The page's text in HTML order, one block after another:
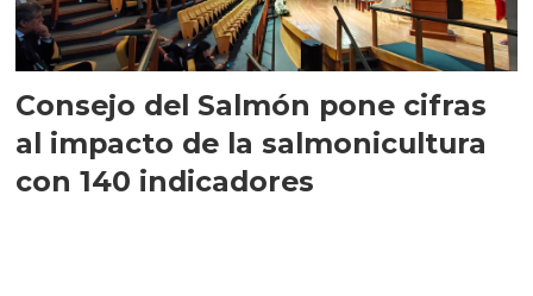
Consejo del Salmón pone cifras
al impacto de la salmonicultura
con 140 indicadores